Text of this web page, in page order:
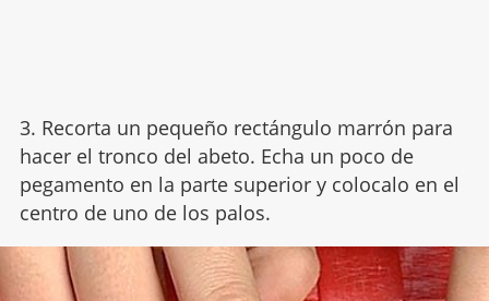
3. Recorta un pequeño rectángulo marrón para
hacer el tronco del abeto. Echa un poco de
pegamento en la parte superior y colocalo en el
centro de uno de los palos.